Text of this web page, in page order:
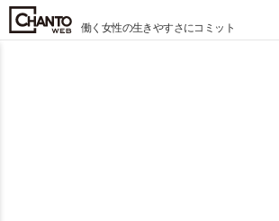
働く女性の生きやすさにコミット